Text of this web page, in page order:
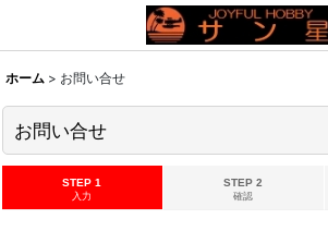
ホーム > お問い合せ
お問い合せ
STEP 1
入力
STEP 2
確認